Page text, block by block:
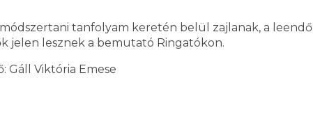
tanfolyam keretén belül zajlanak, a leendő
jelen lesznek a bemutató Ringatókon.
Gáll Viktória Emese